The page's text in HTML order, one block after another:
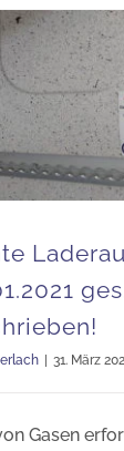
| 31. März
Gasen